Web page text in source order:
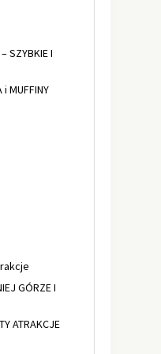
SZYBKIE I
i MUFFINY
GÓRZE I
ATRAKCJE